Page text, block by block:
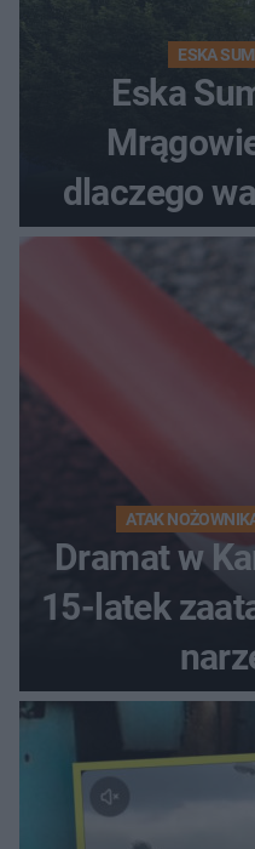
ESKA
Eska
dlaczego
ATAK
Dramat w
15-latek